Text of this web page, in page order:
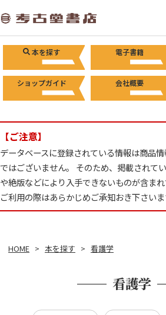
本を探す 電子書籍
ショップガイド 会社概要
【ご注意】
データベースに登録されている情報は商品
ではございません。 そのため、掲載されて
や絶版などにより入手できないものが含まれ
ご利用の際はあらかじめご承知おき下さいま
HOME 本を探す 看護学
看護学